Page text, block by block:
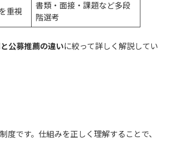
重視
書類・面接・課題など多段
階選考
公募推薦の違いに絞って詳しく解説してい
です。仕組みを正しく理解することで、